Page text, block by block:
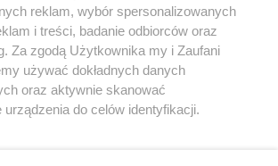
reklam, wybór spersonalizowanych
i treści, badanie odbiorców oraz
Za zgodą Użytkownika my i Zaufani
używać dokładnych danych
oraz aktywnie skanować
do celów identyfikacji.